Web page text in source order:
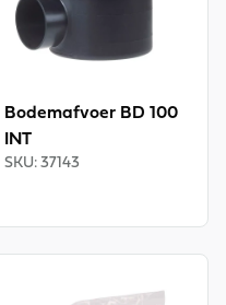
Bodemafvoer BD 100
INT
SKU: 37143